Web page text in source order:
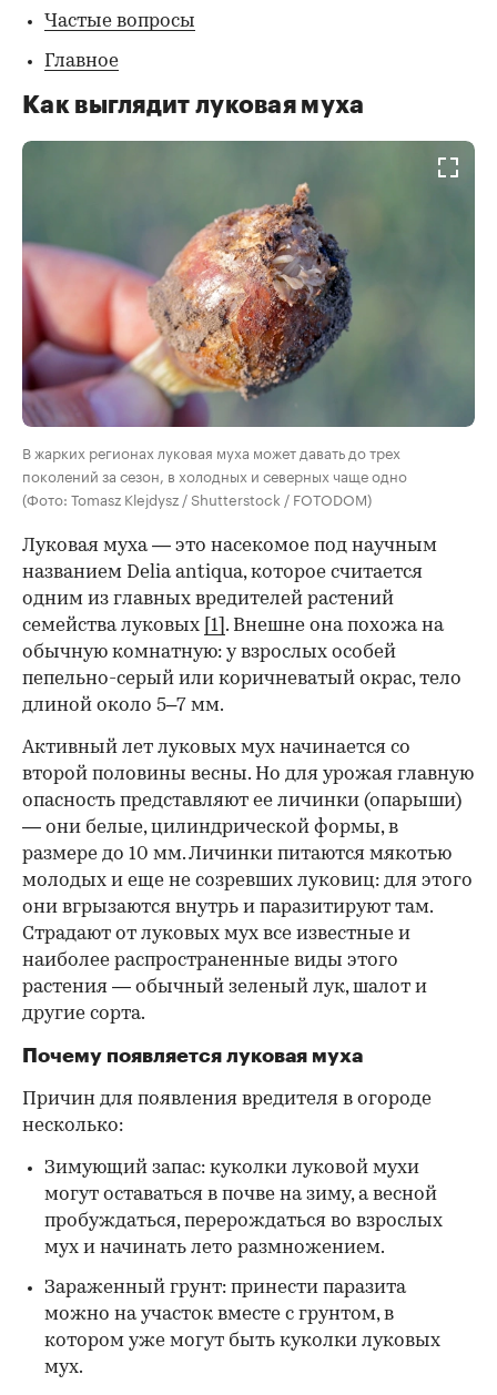
Частые вопросы
Главное
Как выглядит луковая муха
В жарких регионах луковая муха может давать до трех
поколений за сезон, в холодных и северных чаще одно
(Фото: Tomasz Klejdysz / Shutterstock / FOTODOM)
00:00
Луковая муха — это насекомое под научным
названием Delia antiqua, которое считается
одним из главных вредителей растений
семейства луковых [1] . Внешне она похожа на
обычную комнатную: у взрослых особей
пепельно-серый или коричневатый окрас, тело
длиной около 5–7 мм.
Активный лет луковых мух начинается со
второй половины весны. Но для урожая главную
опасность представляют ее личинки (опарыши)
— они белые, цилиндрической формы, в
размере до 10 мм. Личинки питаются мякотью
молодых и еще не созревших луковиц: для этого
они вгрызаются внутрь и паразитируют там.
Страдают от луковых мух все известные и
наиболее распространенные виды этого
растения — обычный зеленый лук, шалот и
другие сорта.
Почему появляется луковая муха
Причин для появления вредителя в огороде
несколько:
Зимующий запас: куколки луковой мухи
могут оставаться в почве на зиму, а весной
пробуждаться, перерождаться во взрослых
мух и начинать лето размножением.
Зараженный грунт: принести паразита
можно на участок вместе с грунтом, в
котором уже могут быть куколки луковых
мух.